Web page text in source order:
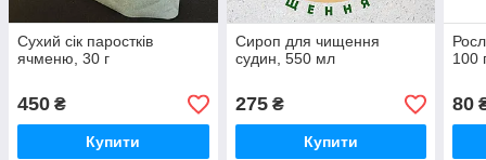
Сухий сік паростків
ячменю, 30 г
450 ₴
Купити
Сироп для чищення
судин, 550 мл
275₴
Купити
100
80